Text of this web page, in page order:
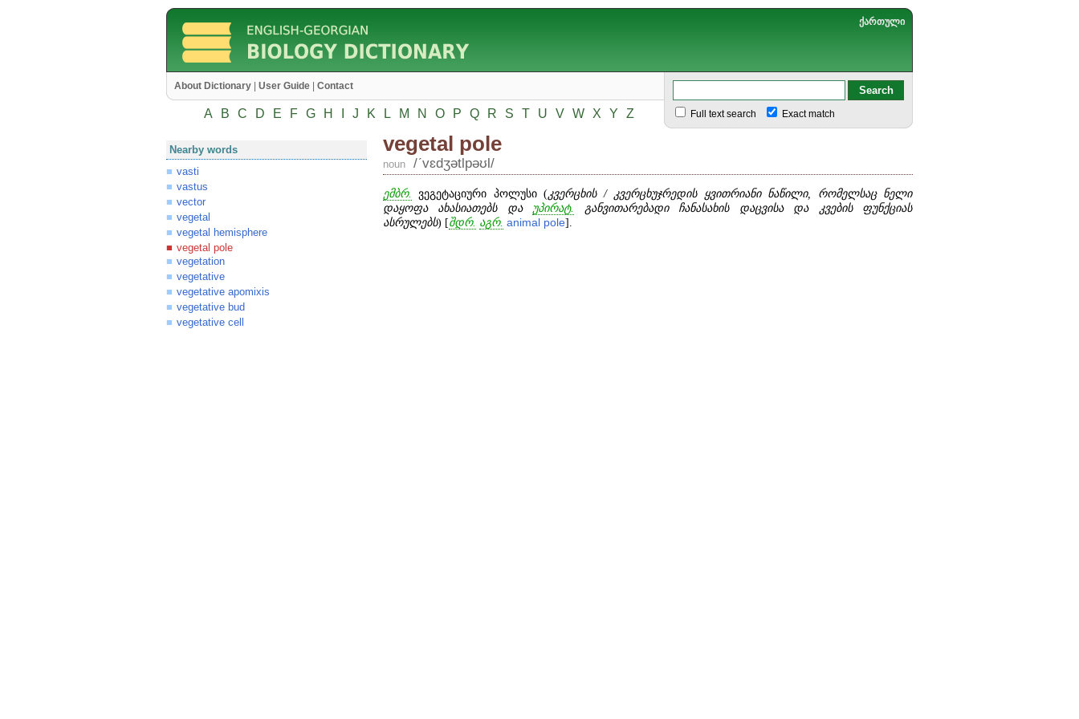
ქართული
About Dictionary User Guide Contact
A B C D E F G H J K L M N O P Q R S T U V W X Y Z Full text search Exact match
Nearby words
vasti
vastus
vector
vegetal
vegetal hemisphere
vegetal pole
vegetation
vegetative
vegetative apomixis
vegetative bud
vegetative cell
vegetal pole
noun /ʹvɛdʒətlpəʊl/
ემბრ. ვეგეტაციური პოლუსი (კვერცხის / კვერცხუჯრედის ყვითრიანი ნაწილი, რომელსაც ნელი
დაყოფა ახასიათებს და
უპირატ.
განვითარებადი ჩანასახის დაცვისა და კვების ფუნქციას
ასრულებს) [შდრ. აგრ. animal pole].